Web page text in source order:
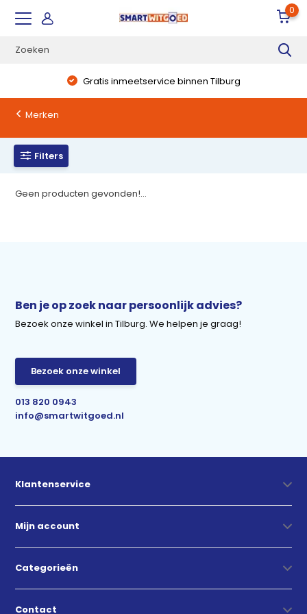
0
Gratis inmeetservice binnen Tilburg
Merken
Filters
Geen producten gevonden!...
Ben je op zoek naar persoonlijk advies?
Bezoek onze winkel in Tilburg. We helpen je graag!
Bezoek onze winkel
013 820 0943
info@smartwitgoed.nl
Klantenservice
Mijn account
Categorieën
Contact